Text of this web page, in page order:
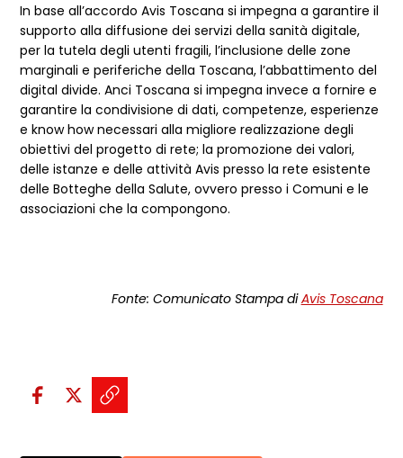
In base all’accordo Avis Toscana si impegna a garantire il
supporto alla diffusione dei servizi della sanità digitale,
per la tutela degli utenti fragili, l’inclusione delle zone
marginali e periferiche della Toscana, l’abbattimento del
digital divide. Anci Toscana si impegna invece a fornire e
garantire la condivisione di dati, competenze, esperienze
e know how necessari alla migliore realizzazione degli
obiettivi del progetto di rete; la promozione dei valori,
delle istanze e delle attività Avis presso la rete esistente
delle Botteghe della Salute, ovvero presso i Comuni e le
associazioni che la compongono.
Fonte: Comunicato Stampa diAvis Toscana
Condividi sui social:
Condividi su Facebook - apre
Condividi su X - apre una
Copia il link e condividi -